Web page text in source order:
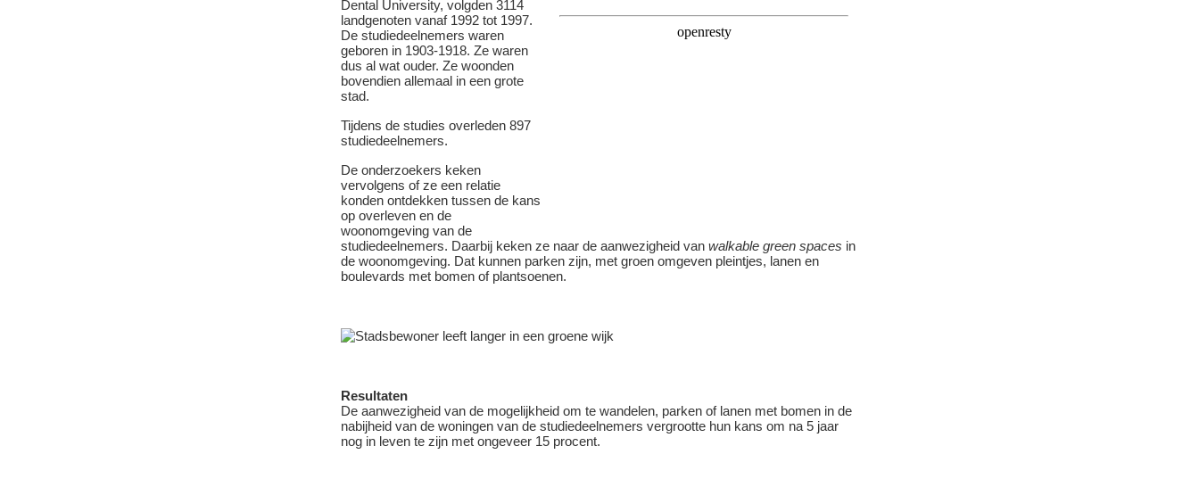
Dental University, volgden 3114
landgenoten vanaf 1992 tot 1997.
De studiedeelnemers waren
geboren in 1903-1918. Ze waren
dus al wat ouder. Ze woonden
bovendien allemaal in een grote
stad.
Tijdens de studies overleden 897
studiedeelnemers.
De onderzoekers keken
vervolgens of ze een relatie
konden ontdekken tussen de kans
op overleven en de
woonomgeving van de
studiedeelnemers. Daarbij keken ze naar de aanwezigheid van walkable green spaces in
de woonomgeving. Dat kunnen parken zijn, met groen omgeven pleintjes, lanen en
boulevards met bomen of plantsoenen.
Resultaten
De aanwezigheid van de mogelijkheid om te wandelen, parken of lanen met bomen in de
nabijheid van de woningen van de studiedeelnemers vergrootte hun kans om na 5 jaar
nog in leven te zijn met ongeveer 15 procent.